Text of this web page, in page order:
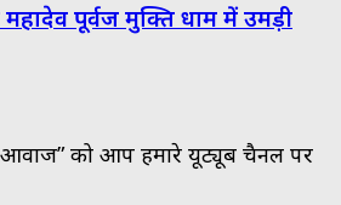
पूर्वज मुक्ति धाम में उमड़ी
आवाज” को आप हमारे यूट्यूब चैनल पर